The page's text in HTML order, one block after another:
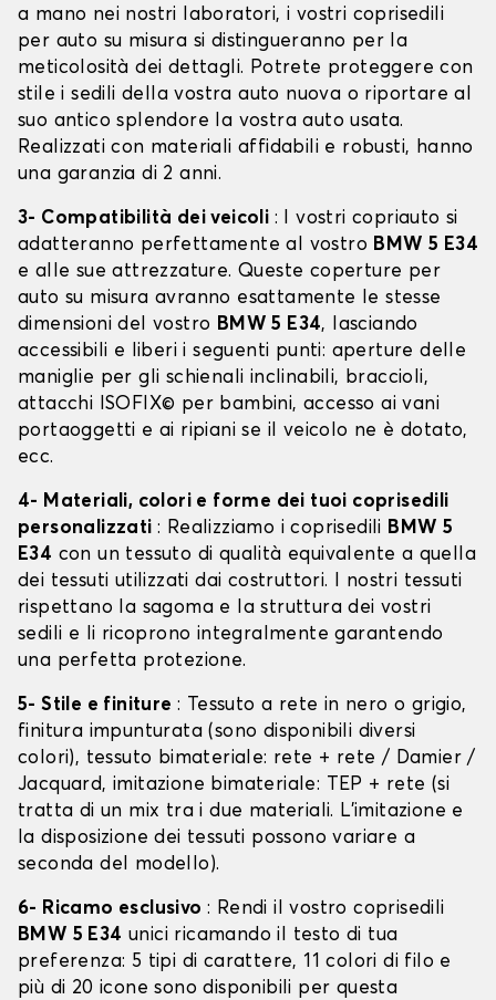
a mano nei nostri laboratori, i vostri coprisedili
per auto su misura si distingueranno per la
meticolosità dei dettagli. Potrete proteggere con
stile i sedili della vostra auto nuova o riportare al
suo antico splendore la vostra auto usata.
Realizzati con materiali affidabili e robusti, hanno
una garanzia di 2 anni.
3- Compatibilità dei veicoli : I vostri copriauto si
adatteranno perfettamente al vostro BMW 5 E34
e alle sue attrezzature. Queste coperture per
auto su misura avranno esattamente le stesse
dimensioni del vostro BMW 5 E34, lasciando
accessibili e liberi i seguenti punti: aperture delle
maniglie per gli schienali inclinabili, braccioli,
attacchi ISOFIX© per bambini, accesso ai vani
portaoggetti e ai ripiani se il veicolo ne è dotato,
ecc.
4- Materiali, colori e forme dei tuoi coprisedili
personalizzati: Realizziamo i coprisedili BMW 5
E34 con un tessuto di qualità equivalente a quella
dei tessuti utilizzati dai costruttori. I nostri tessuti
rispettano la sagoma e la struttura dei vostri
sedili e li ricoprono integralmente garantendo
una perfetta protezione.
5- Stile e finiture : Tessuto a rete in nero o grigio,
finitura impunturata (sono disponibili diversi
colori), tessuto bimateriale: rete + rete / Damier /
Jacquard, imitazione bimateriale: TEP + rete (si
tratta di un mix tra i due materiali. L'imitazione e
la disposizione dei tessuti possono variare a
seconda del modello).
6- Ricamo esclusivo : Rendi il vostro coprisedili
BMW 5 E34 unici ricamando il testo di tua
preferenza: 5 tipi di carattere, 11 colori di filo e
più di 20 icone sono disponibili per questa